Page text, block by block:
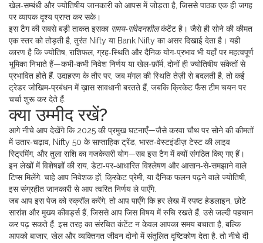
खेल‑सम्बंधी और ज्योतिषीय जानकारी को आपस में जोड़ता है, जिससे पाठक एक ही जगह
पर व्यापक दृश्य प्राप्त कर सके।
इस टैग की सबसे बड़ी ताकत इसका समय‑संवेदनशीलकंटेंट है। जैसे ही सोने की कीमत
एक स्तर को तोड़ती है, तुरंत Nifty या Bank Nifty का असर दिखाई देता है। यही
कारण है किज्योतिष राशिफल, ग्रह‑स्थिति और दैनिक योग‑प्रभाव भी यहाँ पर महत्वपूर्ण
भूमिका निभाते हैं—कभी‑कभी निवेश निर्णय या खेल‑फ़ॉर्म, दोनों ही ज्योतिषीय संकेतों से
प्रभावित होते हैं. उदाहरण के तौर पर, जब मंगल की स्थिति तेज़ी से बदलती है, तो कई
ट्रेडर जोखिम‑प्रबंधन में ख़ास सावधानी बरतते हैं, जबकि क्रिकेट फैंस टीम चयन पर
चर्चा शुरू कर देते हैं.
क्या उम्मीद रखें?
आगे नीचे आप देखेंगे कि 2025 की प्रमुख घटनाएँ—जैसे करवा चौथ पर सोने की कीमतों
में उतार‑चढ़ाव, Nifty 50 के साप्ताहिक ट्रेंड, भारत‑वेस्टइंडीज़ टेस्ट की लाइव
स्ट्रिमिंग, और तुला राशि का गजकेसरी योग—सब इस टैग में क्यों संगठित किए गए हैं।
इन लेखों में विशेषज्ञों की राय, डेटा‑पर‑आधारित विश्लेषण और आसान‑से‑समझाने वाले
टिप्स मिलेंगे. चाहे आप निवेशक हों, क्रिकेट प्रेमी, या दैनिक फलन पढ़ने वाले ज्योतिषी,
इस संग्रहीत जानकारी से आप त्वरित निर्णय ले पाएँगे.
जब आप इस पेज को स्क्रॉल करेंगे, तो आप पाएँगे कि हर लेख में स्पष्ट हेडलाइन, छोटे
सारांश और मुख्य कीवर्ड्स हैं, जिससे आप जिस विषय में रुचि रखते हैं, उसे जल्दी पहचान
कर पढ़ सकते हैं. इस तरह का संरचित कंटेंट न केवल आपका समय बचाता है, बल्कि
आपको बाजार, खेल और व्यक्तिगत जीवन दोनो में संतुलित दृष्टिकोण देता है. तो नीचे दी